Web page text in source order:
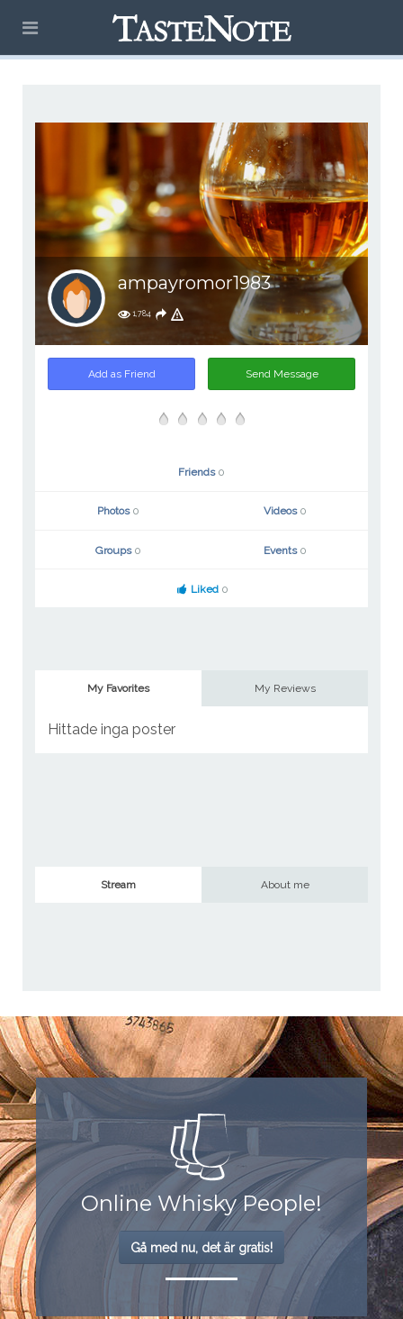
ampayromor1983
1,784
Add as Friend Send Message
Friends 0
Photos 0 Videos 0
Groups 0 Events 0
Liked 0
My Favorites My Reviews
Hittade inga poster
Stream About me
Online Whisky People!
Gå med nu, det är gratis!